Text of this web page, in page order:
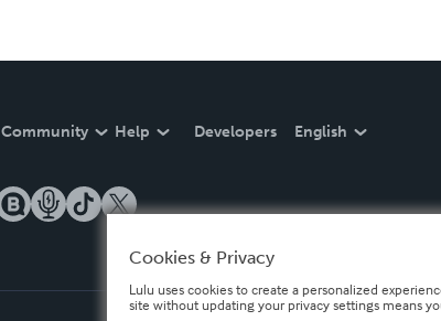
Community Help Developers English
Cookies & Privacy
Lulu uses cookies to create a personalized
site without updating your privacy settings means